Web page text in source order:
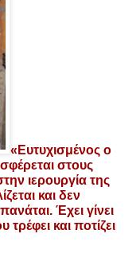
«Ευτυχισμένος ο
στους
ιερουργία της
και δεν
Έχει γίνει
και ποτίζει